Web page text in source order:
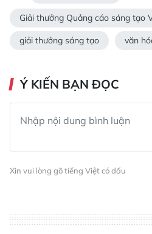
Giải thưởng Quảng cáo sáng tạo
giải thưởng sáng tạo văn
Ý KIẾN BẠN ĐỌC
Xin vui lòng gõ tiếng Việt có dấu